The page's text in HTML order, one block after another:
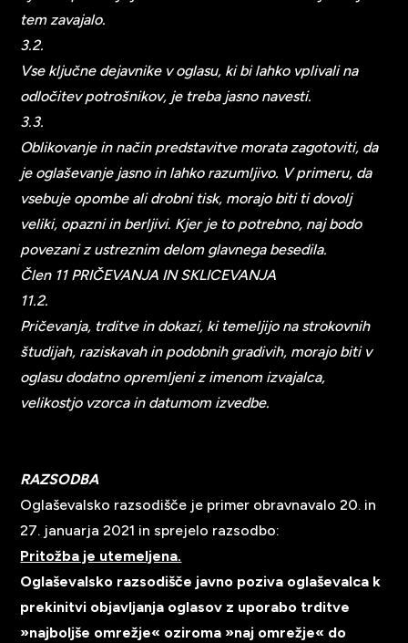
tem zavajalo.
3.2.
Vse ključne dejavnike v oglasu, ki bi lahko vplivali na
odločitev potrošnikov, je treba jasno navesti.
3.3.
Oblikovanje in način predstavitve morata zagotoviti, da
je oglaševanje jasno in lahko razumljivo. V primeru, da
vsebuje opombe ali drobni tisk, morajo biti ti dovolj
veliki, opazni in berljivi. Kjer je to potrebno, naj bodo
povezani z ustreznim delom glavnega besedila.
Člen 11 PRIČEVANJA IN SKLICEVANJA
11.2.
Pričevanja, trditve in dokazi, ki temeljijo na strokovnih
študijah, raziskavah in podobnih gradivih, morajo biti v
oglasu dodatno opremljeni z imenom izvajalca,
velikostjo vzorca in datumom izvedbe.
RAZSODBA
Oglaševalsko razsodišče je primer obravnavalo 20. in
27. januarja 2021 in sprejelo razsodbo:
Pritožba je utemeljena.
Oglaševalsko razsodišče javno poziva oglaševalca k
prekinitvi objavljanja oglasov z uporabo trditve
»najboljše omrežje« oziroma »naj omrežje« do